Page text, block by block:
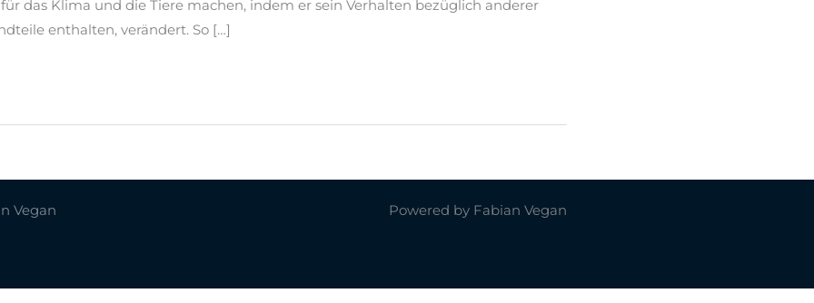
das Klima und die Tiere machen, indem er sein Verhalten bezüglich anderer
enthalten, verändert. So […]
Vegan Powered by Fabian Vegan